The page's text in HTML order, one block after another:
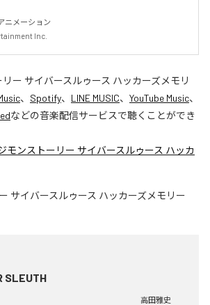
ニメーション
Inc.
ー サイバースルゥース ハッカーズメモリ
、 Spotify、 LINE MUSIC、 YouTube Music、
などの音楽配信サービスで聴くことができ
モンストーリー サイバースルゥース ハッカ
SLEUTH
高田雅史